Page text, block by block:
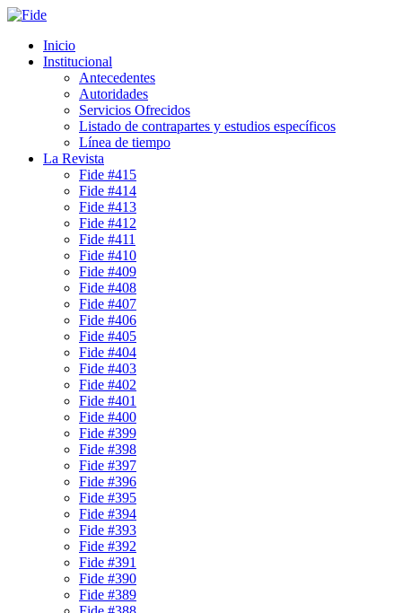
Inicio
Institucional
Antecedentes
Autoridades
Servicios Ofrecidos
Listado de contrapartes y estudios específicos
Línea de tiempo
La Revista
Fide #415
Fide #414
Fide #413
Fide #412
Fide #411
Fide #410
Fide #409
Fide #408
Fide #407
Fide #406
Fide #405
Fide #404
Fide #403
Fide #402
Fide #401
Fide #400
Fide #399
Fide #398
Fide #397
Fide #396
Fide #395
Fide #394
Fide #393
Fide #392
Fide #391
Fide #390
Fide #389